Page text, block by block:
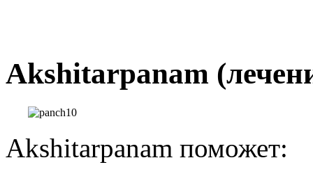
Akshitarpanam
Akshitarpanam поможет: